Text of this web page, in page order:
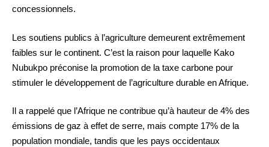
concessionnels.
Les soutiens publics à l’agriculture demeurent extrêmement
faibles sur le continent. C’est la raison pour laquelle Kako
Nubukpo préconise la promotion de la taxe carbone pour
stimuler le développement de l’agriculture durable en Afrique.
Il a rappelé que l’Afrique ne contribue qu’à hauteur de 4% des
émissions de gaz à effet de serre, mais compte 17% de la
population mondiale, tandis que les pays occidentaux